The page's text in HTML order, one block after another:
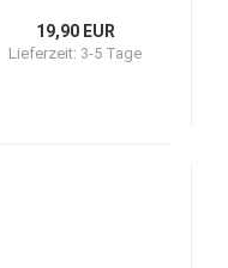
19,90 EUR
Lieferzeit: 3-5 Tage